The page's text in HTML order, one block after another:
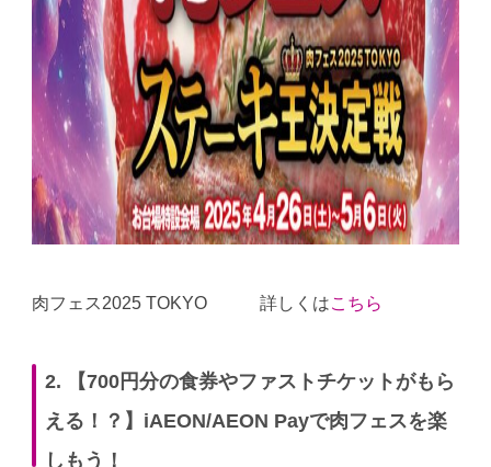
肉フェス2025 TOKYO 詳しくはこちら
2. 【700円分の食券やファストチケットがもら
える！？】iAEON/AEON Payで肉フェスを楽
しもう！